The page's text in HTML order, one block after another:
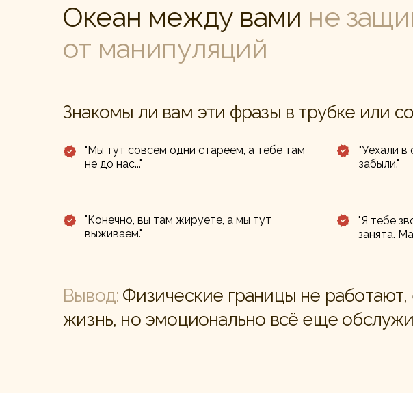
Океан между вами не
от манипуляций
"Мы тут совсем одни стареем, а тебе там
не до нас..."
"Я тебе
занята.
"Уехали
забыли."
"Конечно, вы там жируете, а мы тут
выживаем."
Знакомы ли вам эти фразы в трубке или
Вывод: Физические границы не
жизнь, но эмоционально всё еще